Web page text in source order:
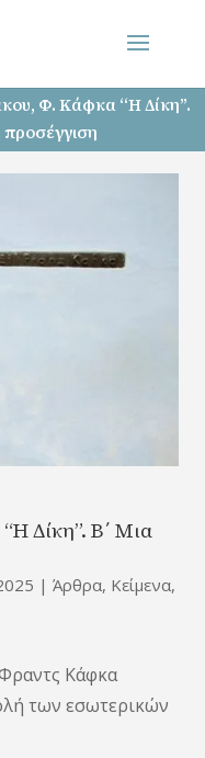
Φ. Κάφκα “Η Δίκη”.
Δίκη”. Β΄ Μια
| Άρθρα, Κείμενα,
Κάφκα
των εσωτερικών